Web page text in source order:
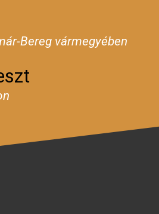
Bereg vármegyében